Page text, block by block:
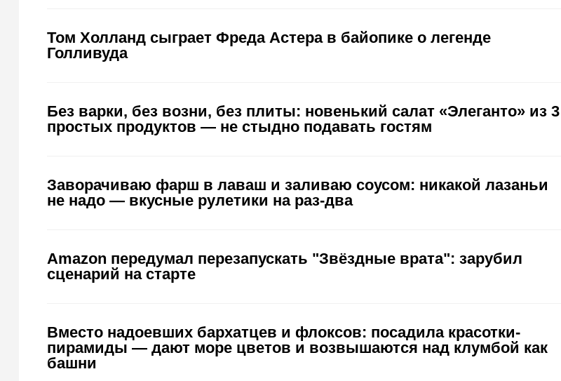
Том Холланд сыграет Фреда Астера в байопике о легенде
Голливуда
Без варки, без возни, без плиты: новенький салат «Элеганто» из 3
простых продуктов — не стыдно подавать гостям
Заворачиваю фарш в лаваш и заливаю соусом: никакой лазаньи
не надо — вкусные рулетики на раз-два
Amazon передумал перезапускать "Звёздные врата": зарубил
сценарий на старте
Вместо надоевших бархатцев и флоксов: посадила красотки-
пирамиды — дают море цветов и возвышаются над клумбой как
башни